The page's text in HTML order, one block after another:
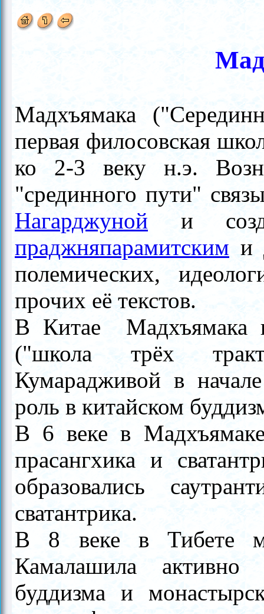
Мадхъямака
первая филосовская
ко 2-3 веку н.э.
"срединного пути"
Нагарджуной и
праджняпарамитским и
полемических,
прочих её текстов.
В Китае
Мадхъямака
("школа трёх
Кумарадживой в
роль в китайском
В 6веке в
прасангхика и
образовались
сватантрика.
В 8 веке в Тибете
Камалашила активно
буддизма и